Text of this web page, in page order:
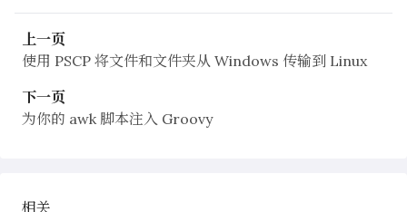
上一页
使用 PSCP 将文件和文件夹从 Windows 传输到 Linux
下一页
为你的 awk 脚本注入 Groovy
相关